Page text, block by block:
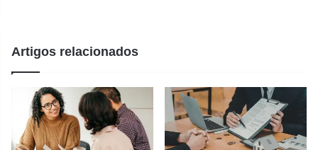
Artigos relacionados